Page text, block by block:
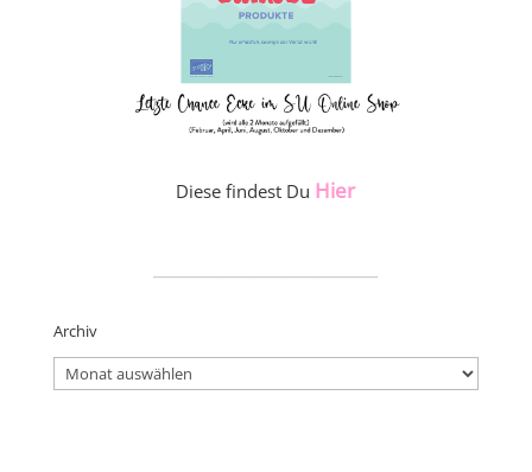
Diese findest Du Hier
Archiv
Archiv